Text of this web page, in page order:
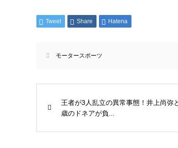
Tweet Share Hatena
モータースポーツ
王者が3人乱立の異常事態！井上尚弥
歳のドネアが負...